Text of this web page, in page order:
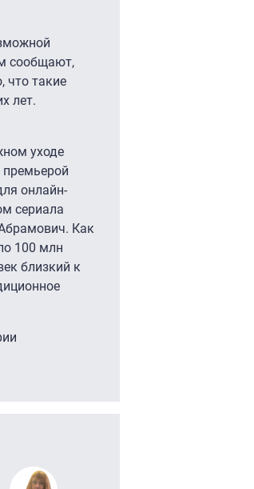
сообщают,
что такие
лет.
уходе
премьерой
онлайн-
сериала
Как
100 млн
близкий к